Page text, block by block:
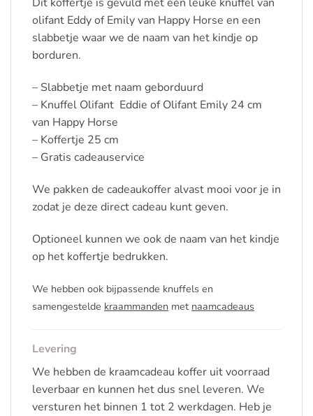
Dit koffertje is gevuld met een leuke knuffel van
olifant Eddy of Emily van Happy Horse en een
slabbetje waar we de naam van het kindje op
borduren.
– Slabbetje met naam geborduurd
– Knuffel Olifant Eddie of Olifant Emily 24 cm
van Happy Horse
– Koffertje 25 cm
– Gratis cadeauservice
We pakken de cadeaukoffer alvast mooi voor je in
zodat je deze direct cadeau kunt geven.
Optioneel kunnen we ook de naam van het kindje
op het koffertje bedrukken.
We hebben ook bijpassende knuffels en
samengestelde kraammanden met naamcadeaus
Levering
We hebben de kraamcadeau koffer uit voorraad
leverbaar en kunnen het dus snel leveren. We
versturen het binnen 1 tot 2 werkdagen. Heb je